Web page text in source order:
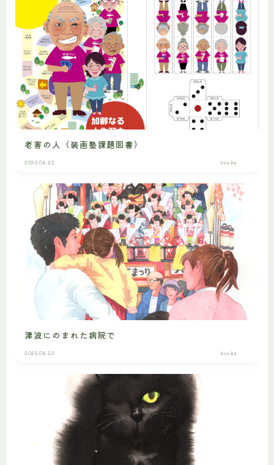
老害の人（装画塾課題図書）
2023.04.22 books
津波にのまれた病院で
2023.04.22 books